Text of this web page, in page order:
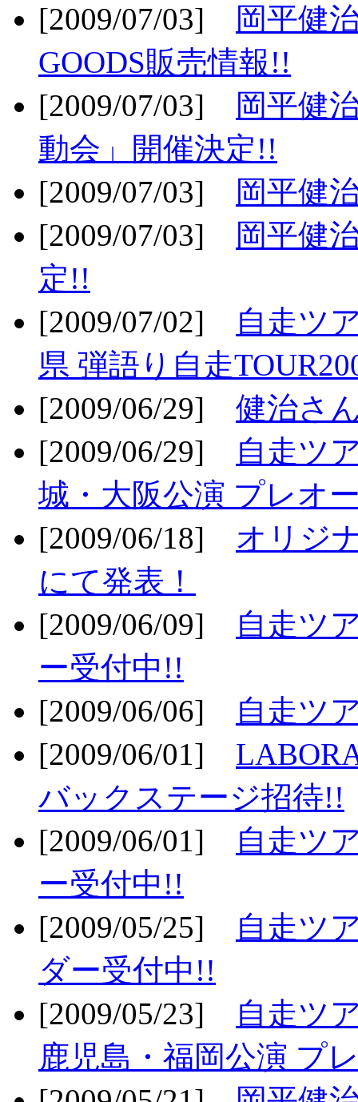
[2009/07/03]
岡平健
GOODS販売情報!!
[2009/07/03]
岡平健
動会」開催決定!!
[2009/07/03]
岡平健
[2009/07/03]
岡平健
定!!
[2009/07/02]
自走ツ
県 弾語り自走
[2009/06/29] 健治さ
[2009/06/29]
自走ツ
城・大阪公演 プレオ
[2009/06/18] オリジ
にて発表！
[2009/06/09]
自走ツ
ー受付中!!
[2009/06/06]
自走ツ
[2009/06/01]
バックステージ招待!!
[2009/06/01]
自走ツ
ー受付中!!
[2009/05/25]
自走ツ
ダー受付中!!
[2009/05/23]
自走ツ
鹿児島・福岡公演 プ